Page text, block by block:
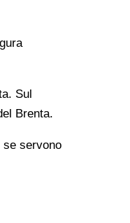
Sul
Brenta.
se servono